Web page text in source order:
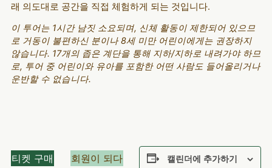
래 의도대로 공간을 직접 체험하게 되는 것입니다.
이 투어는 1시간 남짓 소요되며, 신체 활동이 제한되어 있으므
로 거동이 불편하신 분이나 8세 미만 어린이에게는 권장하지
않습니다. 17개의 좁은 계단을 통해 지하/지하로 내려가야 하므
로, 투어 중 어린이와 유아를 포함한 어떤 사람도 들어올리거나
운반할 수 없습니다.
티켓 구매 회원이 되다 캘린더에 추가하기